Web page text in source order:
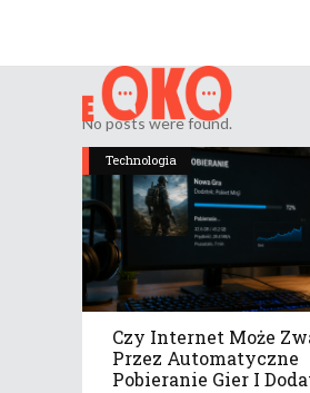
No posts were found.
Technologia
Czy Internet Może
Przez Automatyczne
Pobieranie Gier I